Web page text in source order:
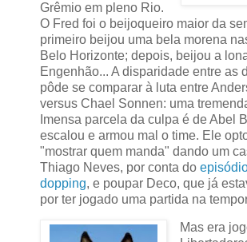
Grêmio em pleno Rio.
O Fred foi o beijoqueiro maior da
primeiro beijou uma bela morena
Belo Horizonte; depois, beijou a
Engenhão... A disparidade entre as
pôde se comparar à luta entre
versus Chael Sonnen: uma
Imensa parcela da culpa é de Abel
escalou e armou mal o time. Ele
"mostrar quem manda" dando um
Thiago Neves, por conta do
dopping, e poupar Deco, que já
por ter jogado uma partida na
Mas era